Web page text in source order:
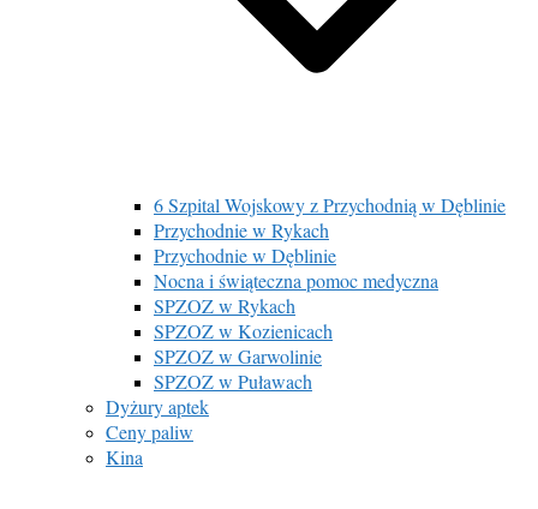
6 Szpital Wojskowy z Przychodnią w Dęblinie
Przychodnie w Rykach
Przychodnie w Dęblinie
Nocna i świąteczna pomoc medyczna
SPZOZ w Rykach
SPZOZ w Kozienicach
SPZOZ w Garwolinie
SPZOZ w Puławach
Dyżury aptek
Ceny paliw
Kina